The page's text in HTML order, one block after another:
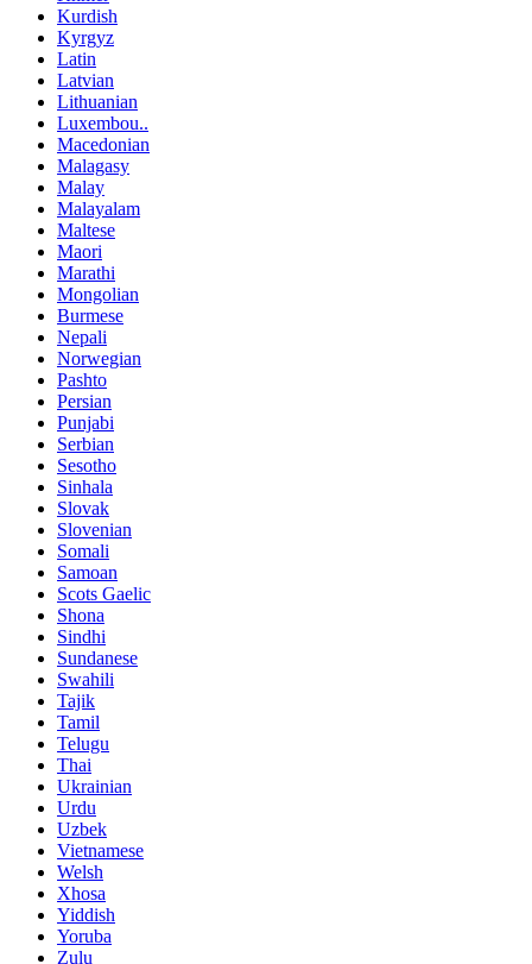
Kurdish
Kyrgyz
Latin
Latvian
Lithuanian
Luxembou..
Macedonian
Malagasy
Malay
Malayalam
Maltese
Maori
Marathi
Mongolian
Burmese
Nepali
Norwegian
Pashto
Persian
Punjabi
Serbian
Sesotho
Sinhala
Slovak
Slovenian
Somali
Samoan
Scots Gaelic
Shona
Sindhi
Sundanese
Swahili
Tajik
Tamil
Telugu
Thai
Ukrainian
Urdu
Uzbek
Vietnamese
Welsh
Xhosa
Yiddish
Yoruba
Zulu